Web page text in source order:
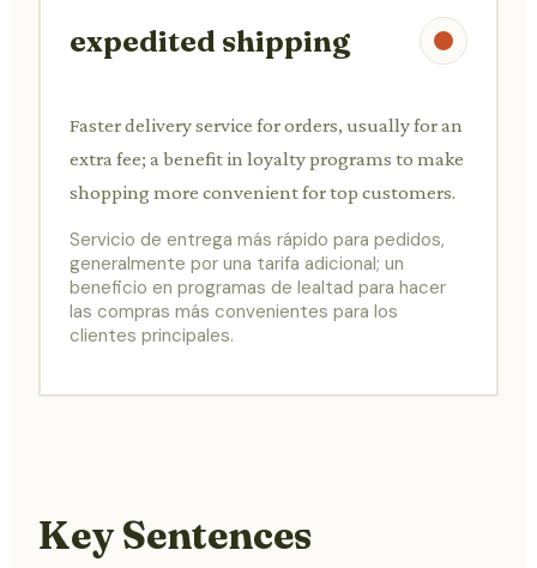
expedited shipping
Faster delivery service for orders, usually for an
extra fee; a benefit in loyalty programs to make
shopping more convenient for top customers.
Servicio de entrega más rápido para pedidos,
generalmente por una tarifa adicional; un
beneficio en programas de lealtad para hacer
las compras más convenientes para los
clientes principales.
Key Sentences